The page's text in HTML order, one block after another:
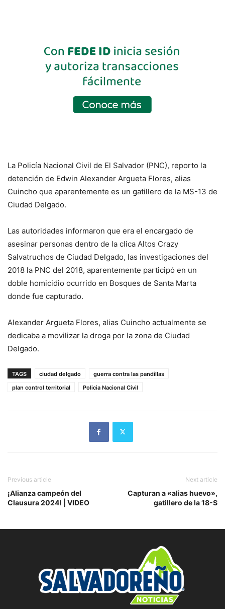
La Policía Nacional Civil de El Salvador (PNC), reporto la
detención de Edwin Alexander Argueta Flores, alias
Cuincho que aparentemente es un gatillero de la MS-13 de
Ciudad Delgado.
Las autoridades informaron que era el encargado de
asesinar personas dentro de la clica Altos Crazy
Salvatruchos de Ciudad Delgado, las investigaciones del
2018 la PNC del 2018, aparentemente participó en un
doble homicidio ocurrido en Bosques de Santa Marta
donde fue capturado.
Alexander Argueta Flores, alias Cuincho actualmente se
dedicaba a movilizar la droga por la zona de Ciudad
Delgado.
TAGS ciudad delgado
guerra contra las pandillas
plan control territorial
Policia Nacional Civil
Previous article
¡Alianza campeón del
Clausura 2024! | VIDEO
Next article
Capturan a «alias huevo»,
gatillero de la 18-S